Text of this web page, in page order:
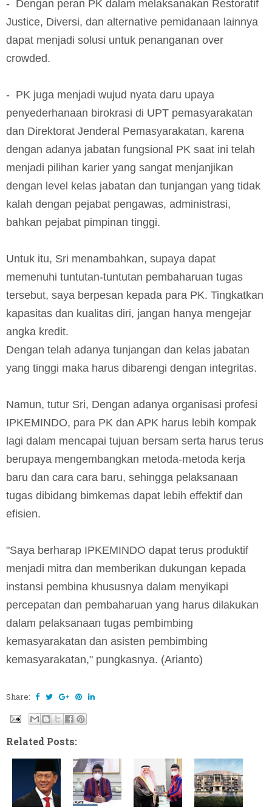
- Dengan peran PK dalam melaksanakan Restoratif
Justice, Diversi, dan alternative pemidanaan lainnya
dapat menjadi solusi untuk penanganan over
crowded.
- PK juga menjadi wujud nyata daru upaya
penyederhanaan birokrasi di UPT pemasyarakatan
dan Direktorat Jenderal Pemasyarakatan, karena
dengan adanya jabatan fungsional PK saat ini telah
menjadi pilihan karier yang sangat menjanjikan
dengan level kelas jabatan dan tunjangan yang tidak
kalah dengan pejabat pengawas, administrasi,
bahkan pejabat pimpinan tinggi.
Untuk itu, Sri menambahkan, supaya dapat
memenuhi tuntutan-tuntutan pembaharuan tugas
tersebut, saya berpesan kepada para PK. Tingkatkan
kapasitas dan kualitas diri, jangan hanya mengejar
angka kredit.
Dengan telah adanya tunjangan dan kelas jabatan
yang tinggi maka harus dibarengi dengan integritas.
Namun, tutur Sri, Dengan adanya organisasi profesi
IPKEMINDO, para PK dan APK harus lebih kompak
lagi dalam mencapai tujuan bersam serta harus terus
berupaya mengembangkan metoda-metoda kerja
baru dan cara cara baru, sehingga pelaksanaan
tugas dibidang bimkemas dapat lebih effektif dan
efisien.
"Saya berharap IPKEMINDO dapat terus produktif
menjadi mitra dan memberikan dukungan kepada
instansi pembina khususnya dalam menyikapi
percepatan dan pembaharuan yang harus dilakukan
dalam pelaksanaan tugas pembimbing
kemasyarakatan dan asisten pembimbing
kemasyarakatan," pungkasnya. (Arianto)
Share:
Related Posts: